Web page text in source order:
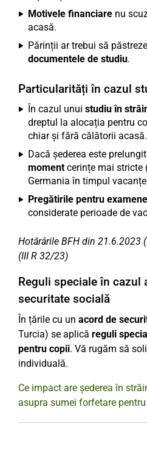
Motivele financiare nu
acasă.
Părinții ar trebui să păstreze
documentele de studiu.
Particularități în cazul
În cazul unui studiu în
dreptul la alocația pentru
chiar și fără călătorii acasă.
Dacă șederea este
momentcerințe mai stricte
Germania în timpul
Pregătirile pentru
considerate perioade de
Hotărârile BFH din 21.6.2023
(III R 32/23)
Reguli speciale în cazul
securitate socială
În țările cu un acord de
Turcia) se aplică reguli
pentru copii. Vă rugăm să
individuală.
Ce impact are șederea în
asupra sumei forfetare